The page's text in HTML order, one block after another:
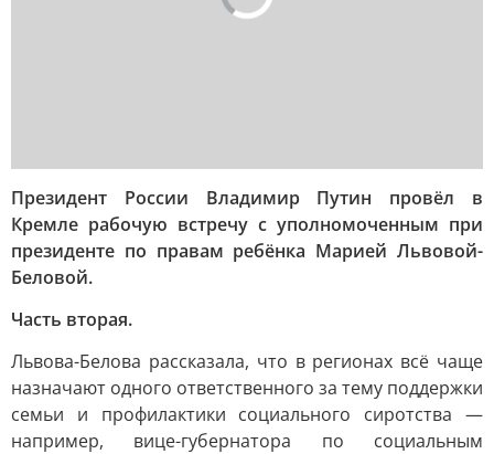
Президент России Владимир Путин провёл в
Кремле рабочую встречу с уполномоченным при
президенте по правам ребёнка Марией Львовой-
Беловой.
Часть вторая.
Львова-Белова рассказала, что в регионах всё чаще
назначают одного ответственного за тему поддержки
семьи и профилактики социального сиротства —
например, вице-губернатора по социальным